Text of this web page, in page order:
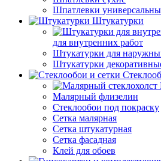
Шпатлевки
Штукатурки
для внутренних работ
Штукатурки для
Штукатурки
Малярный флизелин
Стеклообои под покраску
Сетка малярная
Сетка штукатурная
Сетка фасадная
Клей для обоев